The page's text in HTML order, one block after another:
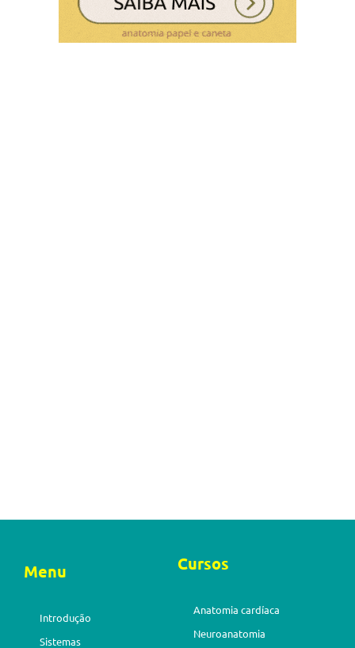
Menu
Introdução
Sistemas
Cursos
Anatomia cardíaca
Neuroanatomia